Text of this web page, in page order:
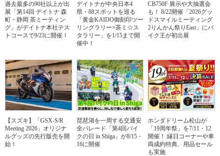
過去最多の90社以上が出
展「第14回 デイトナ 森
町・静岡 茶ミーティン
グ」がデイトナ本社テス
トコースで9/23に開催！
デイトナが中央日本4
県・88スポットを巡る
「黄金KAIDO御刻印ツー
リングラリー×茶ミ☆ス
タラリー」を1/15まで開
催中！
CB750F 展示や大抽選会
も！ 8/22開催「2026グッ
ドスマイルミーティング
2りんかん祭りEast」にバ
イク王が初出展
【スズキ】「GSX-S/R
Meeting 2026」オリジナ
ルグッズの先行販売を開
始！
琵琶湖を一周する交通安
全パレード「第4回バイ
クの日 in Shiga」が8/15・
16に開催
ホンダドリーム松山が
「19周年祭」を7/11・12
開催！ 縁日コーナーや車
両成約特典、用品セール
も実施